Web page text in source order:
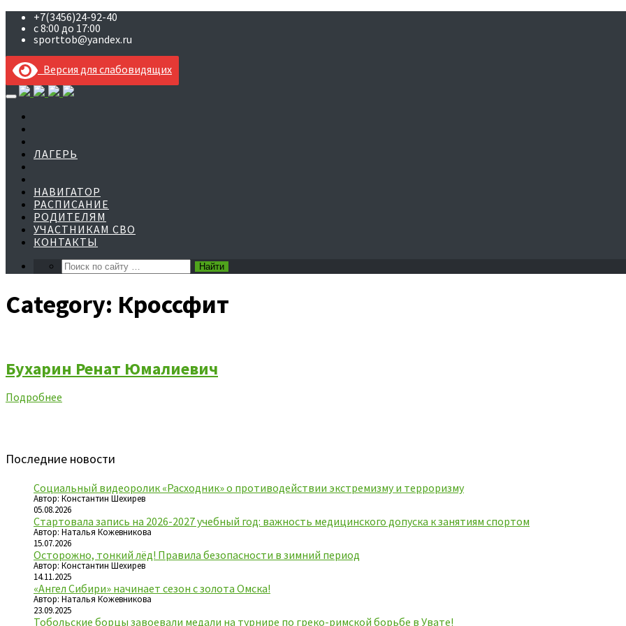
+7(3456)24-92-40
с 8:00 до 17:00
sporttob@yandex.ru
Версия для слабовидящих
Skip
to
content
ЛАГЕРЬ
НАВИГАТОР
РАСПИСАНИЕ
РОДИТЕЛЯМ
УЧАСТНИКАМ СВО
КОНТАКТЫ
Category: Кроссфит
Бухарин Ренат Юмалиевич
Подробнее
Последние новости
Социальный видеоролик «Расходник» о противодействии экстремизму и терроризму
Автор: Константин Шехирев
05.08.2026
Стартовала запись на 2026-2027 учебный год: важность медицинского допуска к занятиям спортом
Автор: Наталья Кожевникова
15.07.2026
Осторожно, тонкий лёд! Правила безопасности в зимний период
Автор: Константин Шехирев
14.11.2025
«Ангел Сибири» начинает сезон с золота Омска!
Автор: Наталья Кожевникова
23.09.2025
Тобольские борцы завоевали медали на турнире по греко-римской борьбе в Увате!